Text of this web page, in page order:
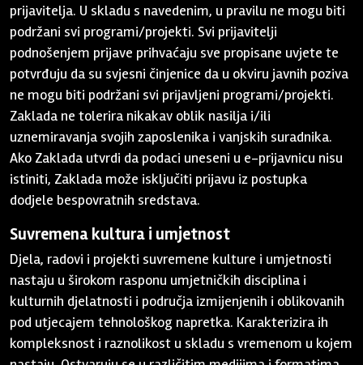
prijavitelja. U skladu s navedenim, u pravilu ne mogu biti
podržani svi programi/projekti. Svi prijavitelji
podnošenjem prijave prihvaćaju sve propisane uvjete te
potvrđuju da su svjesni činjenice da u okviru javnih poziva
ne mogu biti podržani svi prijavljeni programi/projekti.
Zaklada ne tolerira nikakav oblik nasilja i/ili
uznemiravanja svojih zaposlenika i vanjskih suradnika.
Ako Zaklada utvrdi da podaci uneseni u e-prijavnicu nisu
istiniti, Zaklada može isključiti prijavu iz postupka
dodjele bespovratnih sredstava.
Suvremena kultura i umjetnost
Djela, radovi i projekti suvremene kulture i umjetnosti
nastaju u širokom rasponu umjetničkih disciplina i
kulturnih djelatnosti i područja izmijenjenih i oblikovanih
pod utjecajem tehnološkog napretka. Karakterizira ih
kompleksnost i raznolikost u skladu s vremenom u kojem